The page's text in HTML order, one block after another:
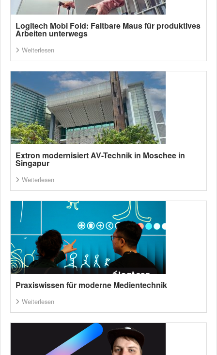
Logitech Mobi Fold: Faltbare Maus für produktives
Arbeiten unterwegs
Weiterlesen
Extron modernisiert AV-Technik in Moschee in
Singapur
Weiterlesen
Praxiswissen für moderne Medientechnik
Weiterlesen